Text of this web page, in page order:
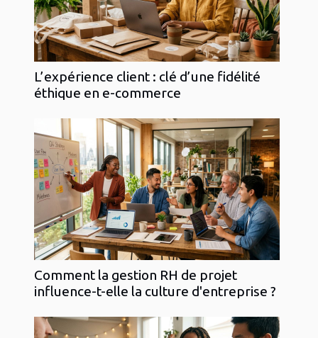
L’expérience client : clé d’une fidélité
éthique en e-commerce
Comment la gestion RH de projet
influence-t-elle la culture d'entreprise ?